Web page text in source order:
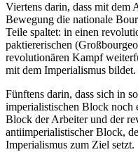
Viertens darin, dass mit dem
Bewegung die nationale
Teile spaltet: in einen
paktiererischen
revolutionären Kampf
mit dem Imperialismus bildet.
Fünftens darin, dass sich in
imperialistischen Block noch
Block der Arbeiter und der
antiimperialistischer Block,
Imperialismus zum Ziel setzt.